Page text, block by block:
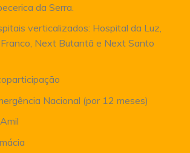
da Serra.
verticalizados: Hospital da Luz,
Next Butantã e Next Santo
Nacional (por 12 meses)